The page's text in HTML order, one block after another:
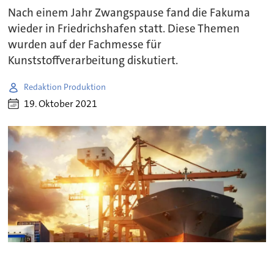
Nach einem Jahr Zwangspause fand die Fakuma
wieder in Friedrichshafen statt. Diese Themen
wurden auf der Fachmesse für
Kunststoffverarbeitung diskutiert.
Redaktion Produktion
19. Oktober 2021